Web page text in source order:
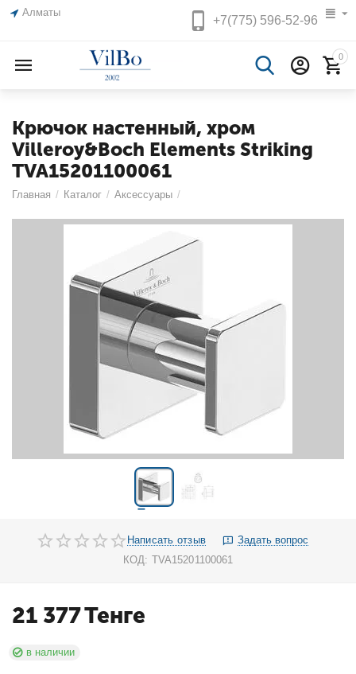
Алматы
+7(775)596-52-96
0
Крючок настенный, хром
Villeroy&Boch Elements Striking
TVA15201100061
Главная / Каталог / Аксессуары /
Написать отзыв
Задать вопрос
КОД: TVA15201100061
21 377Тенге
в наличии